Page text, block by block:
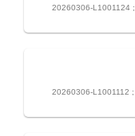
20260306-L1001124
20260306-L1001112